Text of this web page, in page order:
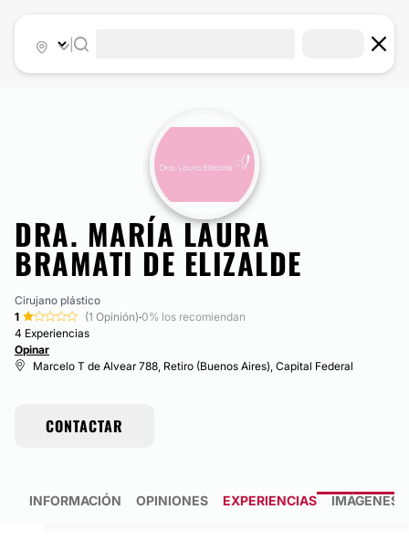
DRA. MARÍA LAURA
BRAMATI DE ELIZALDE
Cirujano plástico
1
(1 Opinión)·0% los recomiendan
4 Experiencias
Opinar
Marcelo T de Alvear 788, Retiro (Buenos Aires), Capital Federal
CONTACTAR
INFORMACIÓN OPINIONES EXPERIENCIAS IMÁGENES